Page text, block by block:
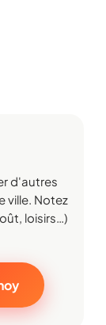
d'autres
ville. Notez
loisirs…)